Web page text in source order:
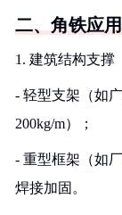
二、角铁应
1. 建筑结构支撑
- 轻型支架（如
200kg/m）；
- 重型框架（如
焊接加固。